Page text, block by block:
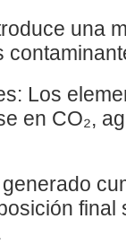
una
Los
en CO₂,